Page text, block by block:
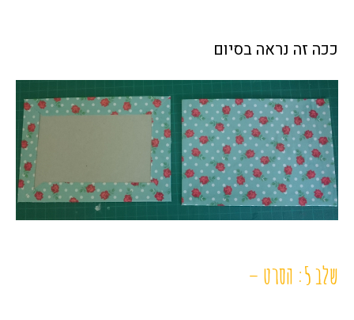
ככה זה נראה בסיום
שלב 5: הסרט –